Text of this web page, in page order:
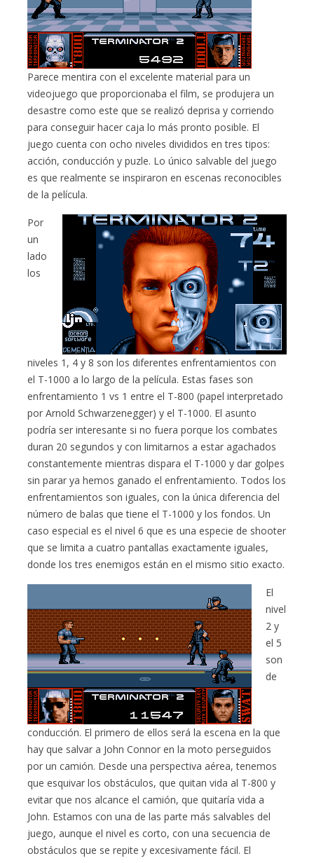
Parece mentira con el excelente material para un
videojuego que proporcionaba el film, se produjera un
desastre como este que se realizó deprisa y corriendo
para conseguir hacer caja lo más pronto posible. El
juego cuenta con ocho niveles divididos en tres tipos:
acción, conducción y puzle. Lo único salvable del juego
es que realmente se inspiraron en escenas reconocibles
de la película.
Por
un
lado
los
niveles 1, 4 y 8 son los diferentes enfrentamientos con
el T-1000 a lo largo de la película. Estas fases son
enfrentamiento 1 vs 1 entre el T-800 (papel interpretado
por Arnold Schwarzenegger) y el T-1000. El asunto
podría ser interesante si no fuera porque los combates
duran 20 segundos y con limitarnos a estar agachados
constantemente mientras dispara el T-1000 y dar golpes
sin parar ya hemos ganado el enfrentamiento. Todos los
enfrentamientos son iguales, con la única diferencia del
número de balas que tiene el T-1000 y los fondos. Un
caso especial es el nivel 6 que es una especie de shooter
que se limita a cuatro pantallas exactamente iguales,
donde los tres enemigos están en el mismo sitio exacto.
El
nivel
2 y
el 5
son
de
conducción. El primero de ellos será la escena en la que
hay que salvar a John Connor en la moto perseguidos
por un camión. Desde una perspectiva aérea, tenemos
que esquivar los obstáculos, que quitan vida al T-800 y
evitar que nos alcance el camión, que quitaría vida a
John. Estamos con una de las parte más salvables del
juego, aunque el nivel es corto, con una secuencia de
obstáculos que se repite y excesivamente fácil. El